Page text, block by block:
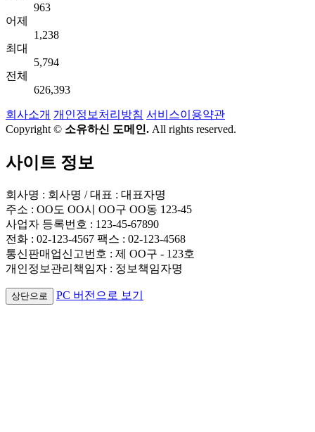
963
어제
1,238
최대
5,794
전체
626,393
회사소개 개인정보처리방침 서비스이용약관
Copyright © 소유하신 도메인. All rights reserved.
사이트 정보
회사명 : 회사명 / 대표 : 대표자명
주소 : OO도 OO시 OO구 OO동 123-45
사업자 등록번호 : 123-45-67890
전화 : 02-123-4567 팩스 : 02-123-4568
통신판매업신고번호 : 제 OO구 - 123호
개인정보관리책임자 : 정보책임자명
상단으로 PC 버전으로 보기